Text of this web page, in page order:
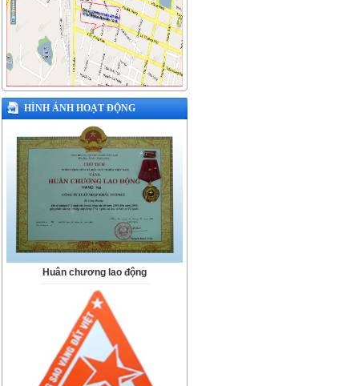
HÌNH ẢNH HOẠT ĐỘNG
Huân chương lao động